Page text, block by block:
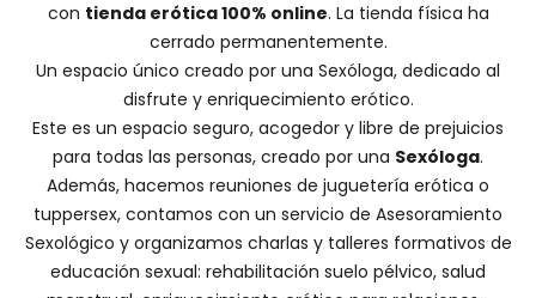
con tienda erótica 100% online. La tienda física ha
cerrado permanentemente.
Un espacio único creado por una Sexóloga, dedicado al
disfrute y enriquecimiento erótico.
Este es un espacio seguro, acogedor y libre de prejuicios
para todas las personas, creado por una Sexóloga.
Además, hacemos reuniones de juguetería erótica o
tuppersex, contamos con un servicio de Asesoramiento
Sexológico y organizamos charlas y talleres formativos de
educación sexual: rehabilitación suelo pélvico, salud